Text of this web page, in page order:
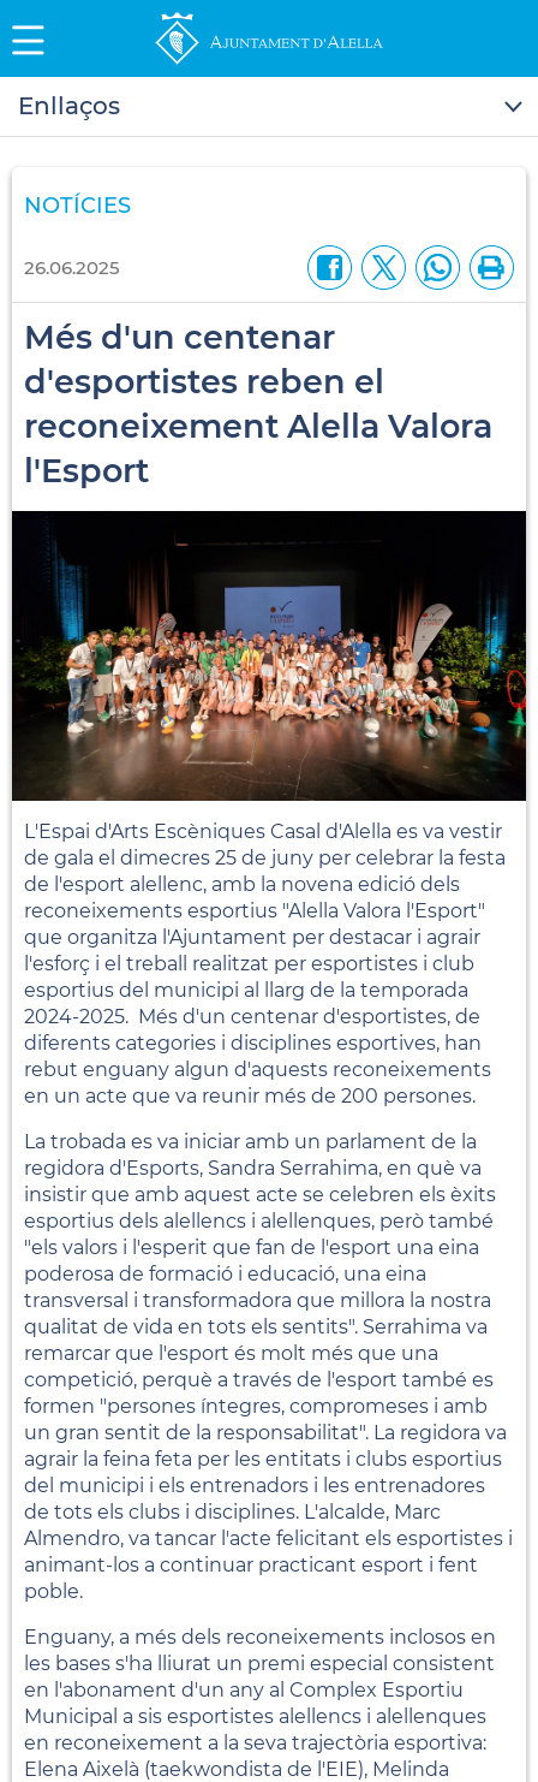
Enllaços
NOTÍCIES
26.06.2025
Més d'un centenar
d'esportistes reben el
reconeixement Alella Valora
l'Esport
L'Espai d'Arts Escèniques Casal d'Alella es va vestir
de gala el dimecres 25 de juny per celebrar la festa
de l'esport alellenc, amb la novena edició dels
reconeixements esportius "Alella Valora l'Esport"
que organitza l'Ajuntament per destacar i agrair
l'esforç i el treball realitzat per esportistes i club
esportius del municipi al llarg de la temporada
2024-2025. Més d'un centenar d'esportistes, de
diferents categories i disciplines esportives, han
rebut enguany algun d'aquests reconeixements
en un acte que va reunir més de 200 persones.
La trobada es va iniciar amb un parlament de la
regidora d'Esports, Sandra Serrahima, en què va
insistir que amb aquest acte se celebren els èxits
esportius dels alellencs i alellenques, però també
"els valors i l'esperit que fan de l'esport una eina
poderosa de formació i educació, una eina
transversal i transformadora que millora la nostra
qualitat de vida en tots els sentits". Serrahima va
remarcar que l'esport és molt més que una
competició, perquè a través de l'esport també es
formen "persones íntegres, compromeses i amb
un gran sentit de la responsabilitat". La regidora va
agrair la feina feta per les entitats i clubs esportius
del municipi i els entrenadors i les entrenadores
de tots els clubs i disciplines. L'alcalde, Marc
Almendro, va tancar l'acte felicitant els esportistes i
animant-los a continuar practicant esport i fent
poble.
Enguany, a més dels reconeixements inclosos en
les bases s'ha lliurat un premi especial consistent
en l'abonament d'un any al Complex Esportiu
Municipal a sis esportistes alellencs i alellenques
en reconeixement a la seva trajectòria esportiva:
Elena Aixelà (taekwondista de l'EIE), Melinda